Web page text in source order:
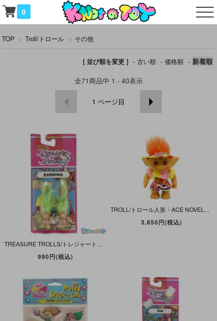
0
TOP > Troll/トロール > その他
[ 並び順を変更 ] - 古い順 - 価格順 - 新着順
全71商品中 1 - 40表示
1 ページ目
990円(税込)
3,850円(税込)